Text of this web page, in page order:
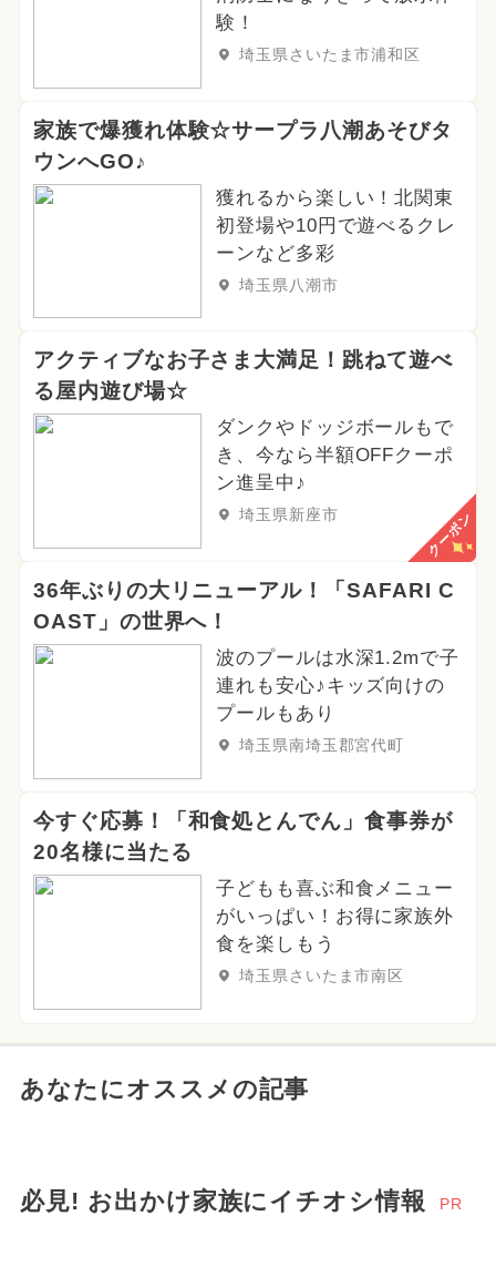
験！
埼玉県さいたま市浦和区
家族で爆獲れ体験☆サープラ八潮あそびタ
ウンへGO♪
獲れるから楽しい！北関東
初登場や10円で遊べるクレ
ーンなど多彩
埼玉県八潮市
アクティブなお子さま大満足！跳ねて遊べ
る屋内遊び場☆
ダンクやドッジボールもで
き、今なら半額OFFクーポ
ン進呈中♪
埼玉県新座市 クーポン
36年ぶりの大リニューアル！「SAFARI C
OAST」の世界へ！
波のプールは水深1.2mで子
連れも安心♪キッズ向けの
プールもあり
埼玉県南埼玉郡宮代町
今すぐ応募！「和食処とんでん」食事券が
20名様に当たる
子どもも喜ぶ和食メニュー
がいっぱい！お得に家族外
食を楽しもう
埼玉県さいたま市南区
あなたにオススメの記事
必見! お出かけ家族にイチオシ情報 PR